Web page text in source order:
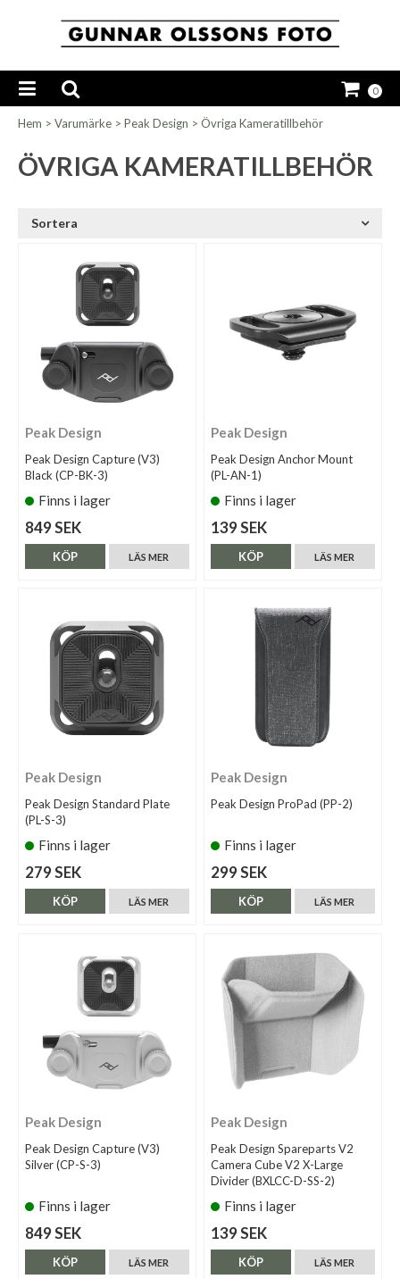
0
Hem > Varumärke > Peak Design > Övriga Kameratillbehör
ÖVRIGA KAMERATILLBEHÖR
Sortera
Peak Design
Peak Design Capture (V3)
Black (CP-BK-3)
Finns i lager
849 SEK
LÄS MER
KÖP
Peak Design
Peak Design Anchor Mount
(PL-AN-1)
Finns i lager
139 SEK
LÄS MER
KÖP
Peak Design
Peak Design Standard Plate
(PL-S-3)
Finns i lager
279 SEK
LÄS MER
KÖP
Peak Design
Peak Design ProPad (PP-2)
Finns i lager
299 SEK
LÄS MER
KÖP
Peak Design
Peak Design Capture (V3)
Silver (CP-S-3)
Finns i lager
849 SEK
LÄS MER
KÖP
Peak Design
Peak Design Spareparts V2
Camera Cube V2 X-Large
Divider (BXLCC-D-SS-2)
Finns i lager
139 SEK
LÄS MER
KÖP